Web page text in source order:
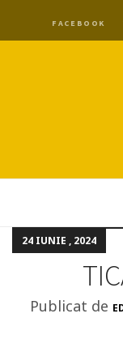
FACEBOOK
24 IUNIE , 2024
Publicat de